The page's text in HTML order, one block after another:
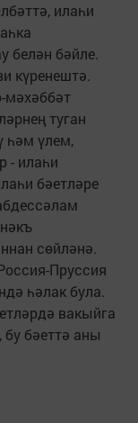
илаһи
белән бәйле.
күренештә.
мәхәббәт
туган
һәм үлем,
- илаһи
бәетләре
сөйләнә.
Пруссия
һәлак була.
вакыйга
бәеттә аны